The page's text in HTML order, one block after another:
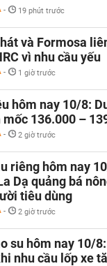
- 19 phút trước
và Formosa
vì nhu cầu yếu
- 1 giờ trước
hôm nay 10/8:
mốc 136.000 –
- 2 giờ trước
riêng hôm nay
Dạ quảng bá
tiêu dùng
- 2 giờ trước
su hôm nay 10/
nhu cầu lốp xe